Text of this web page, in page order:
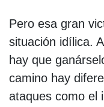
Pero esa gran
situación idílica.
hay que
camino hay
ataques como el